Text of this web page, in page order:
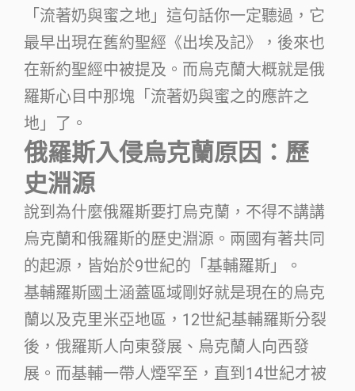
「流著奶與蜜之地」這句話你一定聽過，它
最早出現在舊約聖經《出埃及記》，後來也
在新約聖經中被提及。而烏克蘭大概就是俄
羅斯心目中那塊「流著奶與蜜之的應許之
地」了。
俄羅斯入侵烏克蘭原因：歷
史淵源
說到為什麼俄羅斯要打烏克蘭，不得不講講
烏克蘭和俄羅斯的歷史淵源。兩國有著共同
的起源，皆始於9世紀的「基輔羅斯」。
基輔羅斯國土涵蓋區域剛好就是現在的烏克
蘭以及克里米亞地區，12世紀基輔羅斯分裂
後，俄羅斯人向東發展、烏克蘭人向西發
展。而基輔一帶人煙罕至，直到14世紀才被